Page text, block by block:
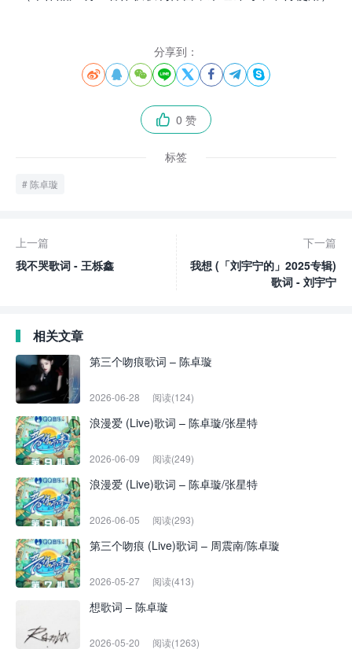
分享到：
       
 0 赞
标签
陈卓璇
上一篇
我不哭歌词 - 王栎鑫
下一篇
我想 (「刘宇宁的」2025专辑)
歌词 - 刘宇宁
相关文章
第三个吻痕歌词 – 陈卓璇
2026-06-28 阅读(124)
浪漫爱 (Live)歌词 – 陈卓璇/张星特
2026-06-09 阅读(249)
浪漫爱 (Live)歌词 – 陈卓璇/张星特
2026-06-05 阅读(293)
第三个吻痕 (Live)歌词 – 周震南/陈卓璇
2026-05-27 阅读(413)
想歌词 – 陈卓璇
2026-05-20 阅读(1263)